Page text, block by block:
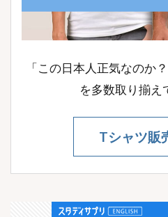
「この日本人正気なのか
を多数取り揃え
Tシャツ販